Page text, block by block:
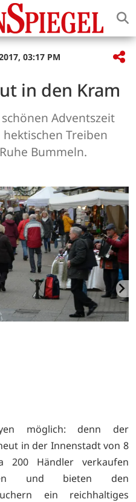
03:17 PM
in den Kram
Adventszeit
Treiben
Bummeln.
möglich: denn der
in der Innenstadt von 8
200 Händler verkaufen
und bieten den
ein reichhaltiges